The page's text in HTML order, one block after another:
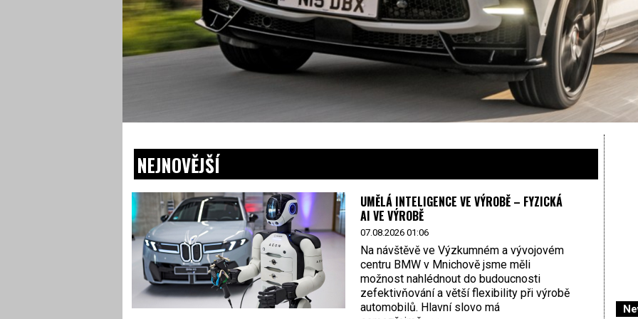
NEJNOVĚJŠÍ
UMĚLÁ INTELIGENCE VE VÝROBĚ – FYZICKÁ
AI VE VÝROBĚ
07.08.2026 01:06
Na návštěvě ve Výzkumném a vývojovém
centru BMW v Mnichově jsme měli
možnost nahlédnout do budoucnosti
zefektivňování a větší flexibility při výrobě
automobilů. Hlavní slovo má